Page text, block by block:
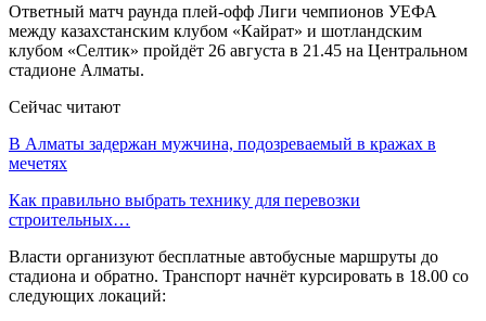
Ответный матч раунда плей-офф Лиги чемпионов УЕФА
между казахстанским клубом «Кайрат» и шотландским
клубом «Селтик» пройдёт 26 августа в 21.45 на Центральном
стадионе Алматы.
Сейчас читают
В Алматы задержан мужчина, подозреваемый в кражах в
мечетях
Как правильно выбрать технику для перевозки
строительных…
Власти организуют бесплатные автобусные маршруты до
стадиона и обратно. Транспорт начнёт курсировать в 18.00 со
следующих локаций: